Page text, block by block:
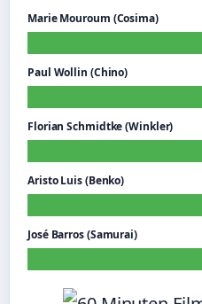
Marie Mouroum (Cosima)
Paul Wollin (Chino)
Florian Schmidtke (Winkler)
Aristo Luis (Benko)
José Barros (Samurai)